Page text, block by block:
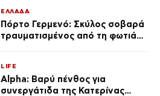
ΕΛΛΑΔΑ
Πόρτο Γερμενό: Σκύλος σοβαρά
τραυματισμένος από τη φωτιά
LIFE
Alpha: Βαρύ πένθος για
συνεργάτιδα της Κατερίνας